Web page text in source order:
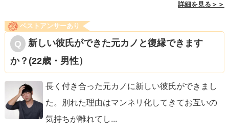
詳細を見る＞＞
ベストアンサーあり
新しい彼氏ができた元カノと復縁できます
か？(22歳・男性）
長く付き合った元カノに新しい彼氏ができまし
た。別れた理由はマンネリ化してきてお互いの
気持ちが離れてし...